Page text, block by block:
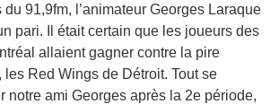
91,9fm, l’animateur Georges Laraque
pari. Il était certain que les joueurs des
allaient gagner contre la pire
Red Wings de Détroit. Tout se
notre ami Georges après la 2e période,